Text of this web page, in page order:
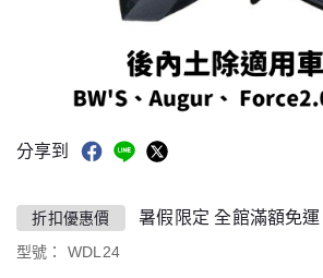
分享到
折扣優惠價 暑假限定 全館滿額免運
型號： WDL24